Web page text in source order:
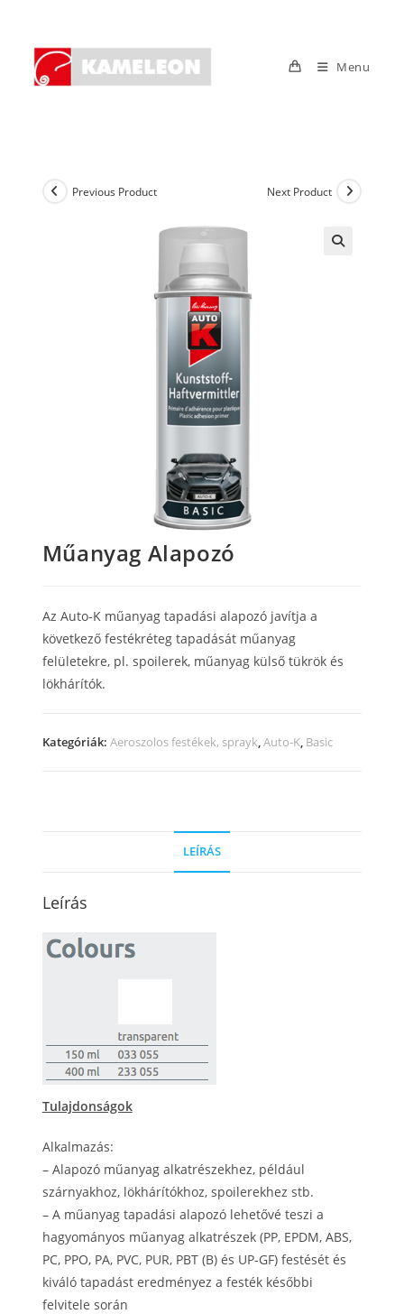
content
Menu
Previous Product Next Product
Műanyag Alapozó
Az Auto-K műanyag tapadási alapozó javítja a
következő festékréteg tapadását műanyag
felületekre, pl. spoilerek, műanyag külső tükrök és
lökhárítók.
Kategóriák: Aeroszolos festékek, sprayk Auto-K, Basic
LEÍRÁS
Leírás
Tulajdonságok
Alkalmazás:
– Alapozó műanyag alkatrészekhez, például
szárnyakhoz, lökhárítókhoz, spoilerekhez stb.
– A műanyag tapadási alapozó lehetővé teszi a
hagyományos műanyag alkatrészek (PP, EPDM, ABS,
PC, PPO, PA, PVC, PUR, PBT (B) és UP-GF) festését és
kiváló tapadást eredményez a festék későbbi
felvitele során